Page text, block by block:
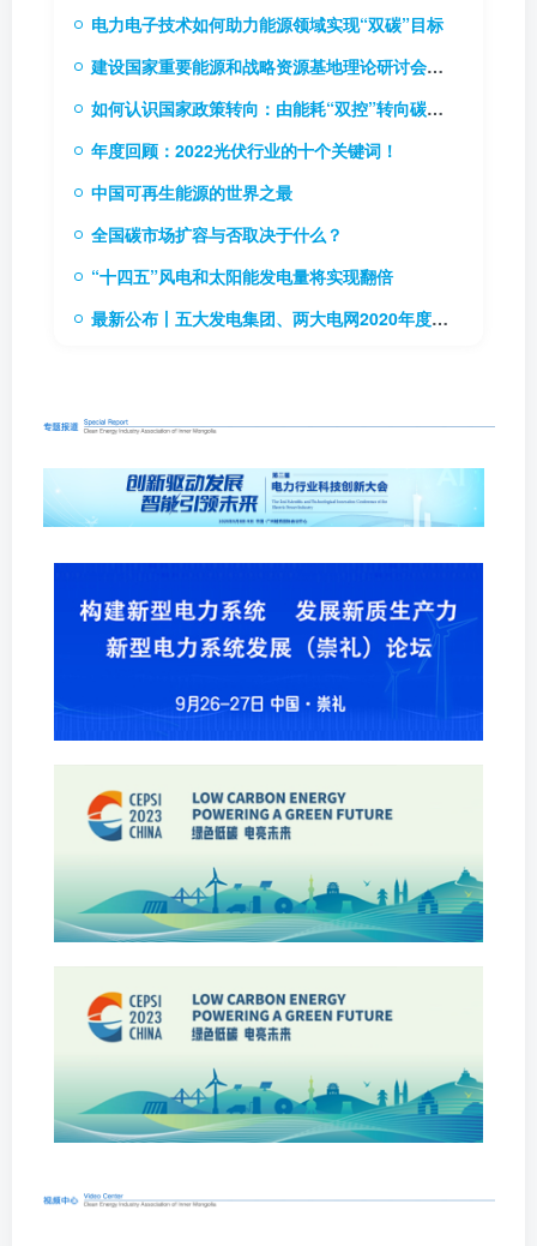
电力电子技术如何助力能源领域实现“双碳”目标
建设国家重要能源和战略资源基地理论研讨会召开
如何认识国家政策转向：由能耗“双控”转向碳排放“双控”
年度回顾：2022光伏行业的十个关键词！
中国可再生能源的世界之最
全国碳市场扩容与否取决于什么？
“十四五”风电和太阳能发电量将实现翻倍
最新公布丨五大发电集团、两大电网2020年度企业负责人薪酬情况披露